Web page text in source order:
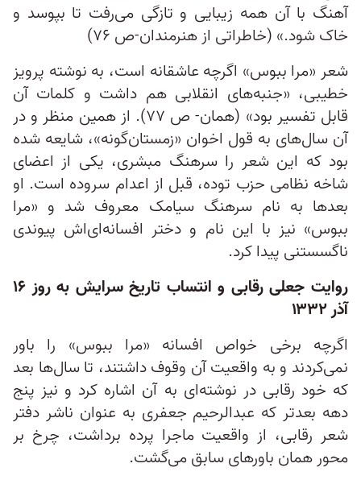
آهنگ با آن همه زیبایی و تازگی می‌رفت تا بپوسد و
خاک شود.» (خاطراتی از هنرمندان-ص ۷۶)
شعر «مرا ببوس» اگرچه عاشقانه است، به نوشته پرویز
خطیبی، «جنبه‌های انقلابی هم داشت و کلمات آن
قابل تفسیر بود» (همان- ص ۷۷). از همین منظر و در
آن سال‌های به قول اخوان «زمستان‌گونه»، شایعه شده
بود که این شعر را سرهنگ مبشری، یکی از اعضای
شاخه نظامی حزب توده، قبل از اعدام سروده است. او
بعدها به نام سرهنگ سیامک معروف شد و «مرا
ببوس» نیز با این نام و دختر افسانه‌ای‌اش پیوندی
ناگسستنی پیدا کرد.
روایت جعلی رقابی و انتساب تاریخ سرایش به روز ۱۶
آذر ۱۳۳۲
اگرچه برخی خواص افسانه «مرا ببوس» را باور
نمی‌کردند و به واقعیت آن وقوف داشتند، تا سال‌ها بعد
که خود رقابی در نوشته‌ای به آن اشاره کرد و نیز پنج
دهه بعدتر که عبدالرحیم جعفری به عنوان ناشر دفتر
شعر رقابی، از واقعیت ماجرا پرده برداشت، چرخ بر
محور همان باورهای سابق می‌گشت.